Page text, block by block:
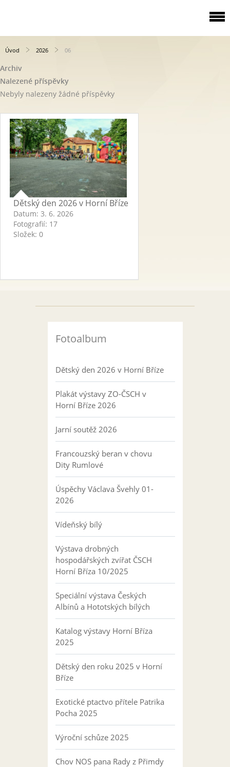
Úvod 2026 06
Archiv
Nalezené příspěvky
Nebyly nalezeny žádné příspěvky
Dětský den 2026 v Horní Bříze
Datum: 3. 6. 2026
Fotografií: 17
Složek: 0
Fotoalbum
Dětský den 2026 v Horní Bříze
Plakát výstavy ZO-ČSCH v
Horní Bříze 2026
Jarní soutěž 2026
Francouzský beran v chovu
Dity Rumlové
Úspěchy Václava Švehly 01-
2026
Vídeňský bílý
Výstava drobných
hospodářských zvířat ČSCH
Horní Bříza 10/2025
Speciální výstava Českých
Albínů a Hototských bílých
Katalog výstavy Horní Bříza
2025
Dětský den roku 2025 v Horní
Bříze
Exotické ptactvo přítele Patrika
Pocha 2025
Výroční schůze 2025
Chov NOS pana Rady z Přimdy